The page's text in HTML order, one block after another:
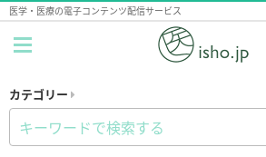
医学・医療の電子コンテンツ配信サービス
カテゴリー